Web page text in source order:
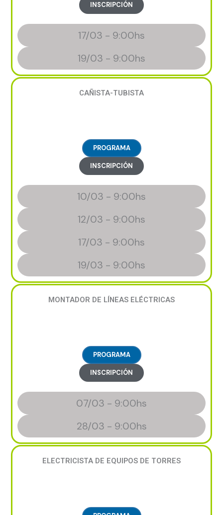
INSCRIPCIÓN
17/03 - 9:00hs
19/03 - 9:00hs
CAÑISTA-TUBISTA
PROGRAMA
INSCRIPCIÓN
10/03 - 9:00hs
12/03 - 9:00hs
17/03 - 9:00hs
19/03 - 9:00hs
MONTADOR DE LÍNEAS ELÉCTRICAS
PROGRAMA
INSCRIPCIÓN
07/03 - 9:00hs
28/03 - 9:00hs
ELECTRICISTA DE EQUIPOS DE TORRES